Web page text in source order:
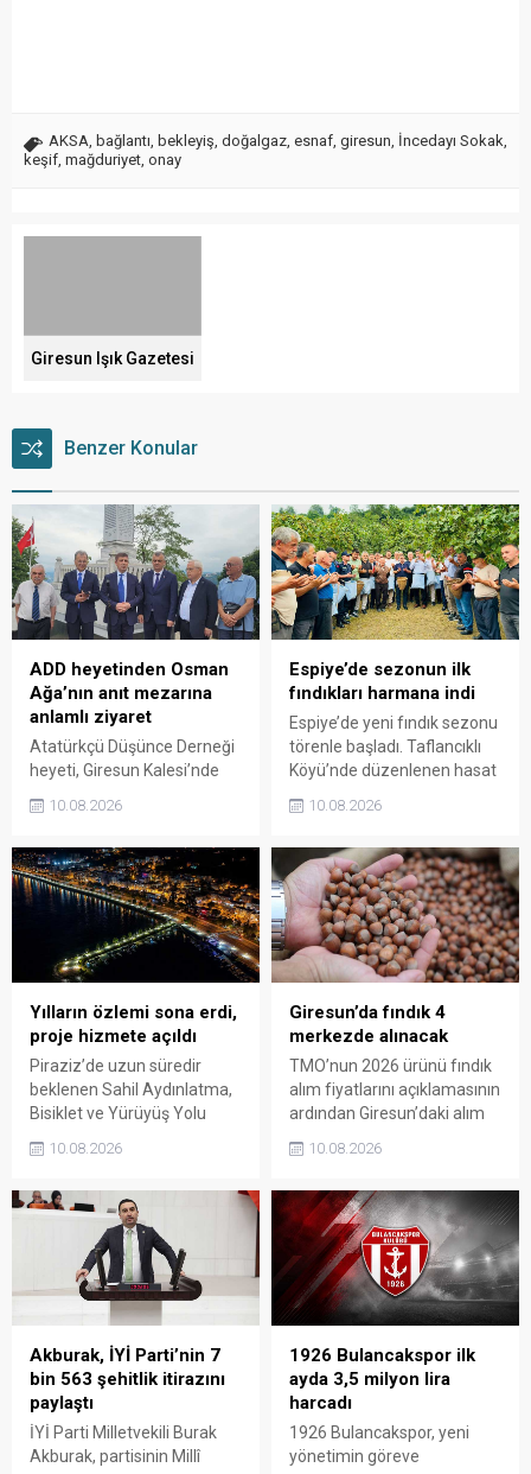
AKSA bağlantı bekleyiş doğalgaz esnaf giresun İncedayı Sokak
keşif mağduriyet onay
Giresun Işık Gazetesi
Benzer Konular
ADD heyetinden Osman
Ağa’nın anıt mezarına
anlamlı ziyaret
Atatürkçü Düşünce Derneği
heyeti, Giresun Kalesi’nde
Ağa’nın anıt mezarını
47. Gönüllü Giresun
Alaylarının Millî Mücadele’de
üstlendiği kritik rol ve
Giresun’un bağımsızlık
uğruna ödediği ağır bedel bir
kez daha gündeme taşındı.
10.08.2026
Espiye’de sezonun ilk
fındıkları harmana indi
Espiye’de yeni fındık sezonu
törenle başladı. Taflancıklı
Köyü’nde düzenlenen hasat
bahçeye girerken, sezonun
horon eşliğinde toplanarak
harmana döküldü.
10.08.2026
Yılların özlemi sona erdi,
proje hizmete açıldı
Piraziz’de uzun süredir
beklenen Sahil Aydınlatma,
Bisiklet ve Yürüyüş Yolu
açıldı. Yoğun katılımla
şeridine yeni bir kimlik
kazandıran projenin ilçenin
sosyal yaşamına önemli
katkı sağlaması bekleniyor.
10.08.2026
Giresun’da fındık 4
merkezde alınacak
TMO’nun 2026 ürünü fındık
alım fiyatlarını açıklamasının
ardından Giresun’daki alım
Üreticiler, 17 Ağustos’ta
üzerinden gün alarak 24
Ağustos’tan itibaren
ürünlerini teslim edebilecek.
10.08.2026
Akburak, İYİ Parti’nin 7
bin 563 şehitlik itirazını
paylaştı
İYİ Parti Milletvekili Burak
Akburak, partisinin Millî
1926 Bulancakspor ilk
ayda 3,5 milyon lira
harcadı
1926 Bulancakspor, yeni
yönetimin göreve